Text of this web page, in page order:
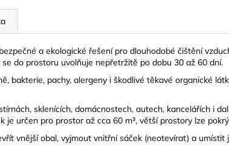
a ekologické řešení pro dlouhodobé čištění
do prostoru uvolňuje nepřetržitě po dobu 30 až 60 dní.
bakterie, pachy, alergeny i škodlivé těkavé organické
sklenících, domácnostech, autech, kancelářích i
je určen pro prostor až cca 60 m³, větší prostory lze
vnější obal, vyjmout vnitřní sáček (neotevírat) a